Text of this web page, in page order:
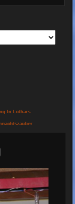
In Lothars